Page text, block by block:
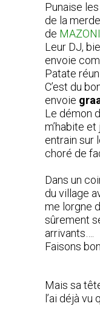
Punaise
de la
de
Leur DJ,
envoie
Patate
C’est du
envoie
Le démon
m’habite
entrain sur
choré de
Dans un
du village
me lorgne
sûrement
arrivants….
Faisons
Mais sa
l’ai déjà vu